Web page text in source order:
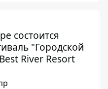
состоится
"Городской
River Resort